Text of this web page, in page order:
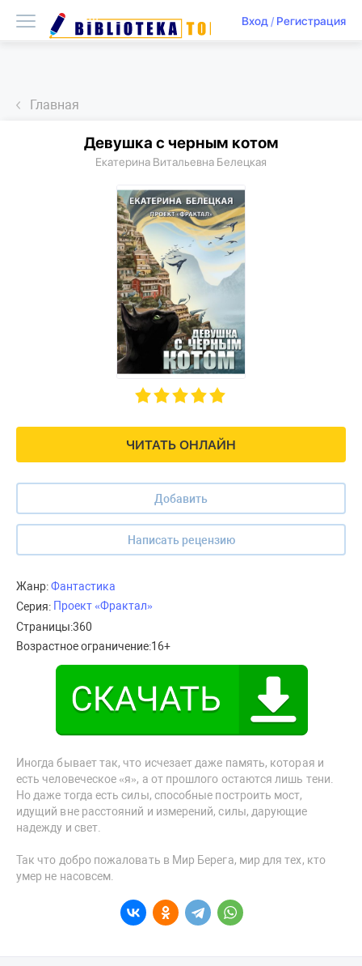
Вход/ Регистрация
Главная
ЧИТАТЬ ОНЛАЙН
Добавить
Написать рецензию
Девушка с черным котом
Екатерина Витальевна Белецкая
Жанр:Фантастика
Серия: Проект «Фрактал»
Страницы:360
Возрастное ограничение:16+
Иногда бывает так, что исчезает даже память, которая и
есть человеческое «я», а от прошлого остаются лишь тени.
Но даже тогда есть силы, способные построить мост,
идущий вне расстояний и измерений, силы, дарующие
надежду и свет.
Так что добро пожаловать в Мир Берега, мир для тех, кто
умер не насовсем.